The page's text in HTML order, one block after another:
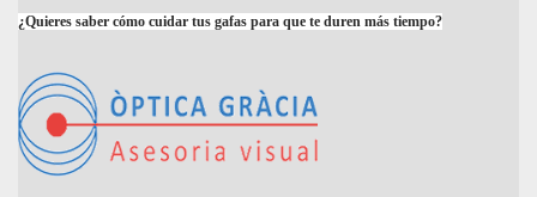
¿Quieres saber cómo cuidar tus gafas para que te duren más tiempo?